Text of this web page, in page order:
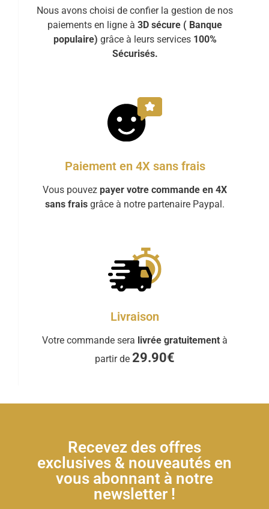
Nous avons choisi de confier la gestion de nos
paiements en ligne à 3D sécure ( Banque
populaire) grâce à leurs services 100%
Sécurisés.
Paiement en 4X sans frais
Vous pouvez payer votre commande en 4X
sans frais grâce à notre partenaire Paypal.
Livraison
Votre commande sera livrée gratuitement à
partir de 29.90€
Recevez des offres
exclusives & nouveautés en
vous abonnant à notre
newsletter !